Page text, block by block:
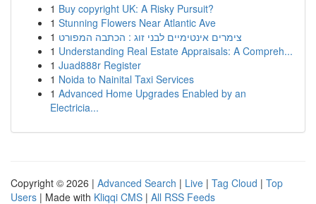
1 Buy copyright UK: A Risky Pursuit?
1 Stunning Flowers Near Atlantic Ave
1 צימרים אינטימיים לבני זוג : הכתבה המפורט
1 Understanding Real Estate Appraisals: A Compreh...
1 Juad888r Register
1 Noida to Nainital Taxi Services
1 Advanced Home Upgrades Enabled by an
Electricia...
Copyright © 2026 | Advanced Search | Live | Tag Cloud | Top
Users | Made with Kliqqi CMS | All RSS Feeds